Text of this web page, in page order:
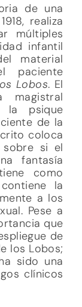
de una
realiza
múltiples
infantil
material
paciente
Lobos. El
magistral
la psique
de la
coloca
si el
fantasía
como
la
a los
Pese a
que
de
los Lobos;
sido una
clínicos